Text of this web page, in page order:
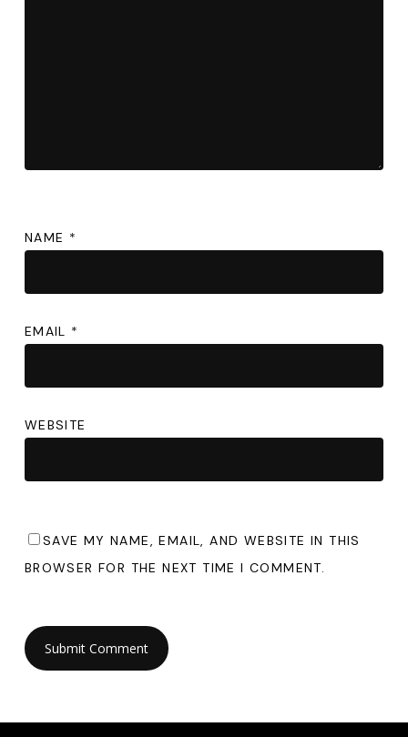
NAME *
EMAIL *
WEBSITE
SAVE MY NAME, EMAIL, AND WEBSITE IN THIS
BROWSER FOR THE NEXT TIME I COMMENT.